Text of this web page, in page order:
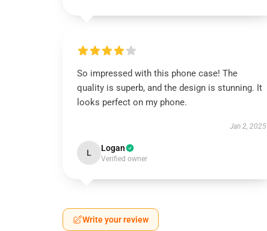
So impressed with this phone case! The
quality is superb, and the design is stunning. It
looks perfect on my phone.
Jan 2, 2025
L Logan
Verified owner
Write your review